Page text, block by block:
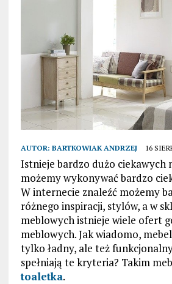
AUTOR: BARTKOWIAK ANDRZEJ 16
Istnieje bardzo dużo ciekawych
możemy wykonywać bardzo
W internecie znaleźć możemy
różnego inspiracji, stylów, a w
meblowych istnieje wiele ofert
meblowych. Jak wiadomo,
tylko ładny, ale też
spełniają te kryteria? Takim
toaletka.